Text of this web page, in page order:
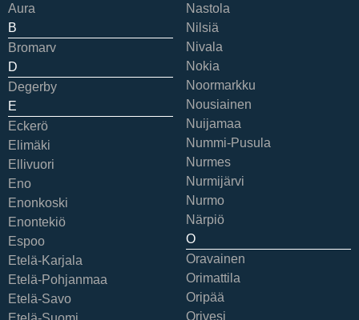
Aura
B
Bromarv
D
Degerby
E
Eckerö
Elimäki
Ellivuori
Eno
Enonkoski
Enontekiö
Espoo
Etelä-Karjala
Etelä-Pohjanmaa
Etelä-Savo
Nastola
Nilsiä
Nivala
Nokia
Noormarkku
Nousiainen
Nuijamaa
Nummi-Pusula
Nurmes
Nurmijärvi
Nurmo
Närpiö
O
Oravainen
Orimattila
Oripää
Orivesi